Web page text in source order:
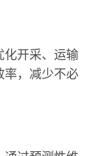
化开采、运输
率，减少不必